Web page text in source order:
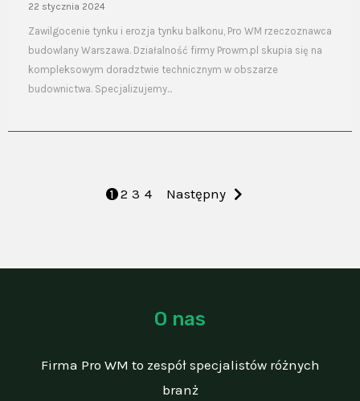
22 stycznia 2024
Zawilgocenie tynku i erozja tynku balkonu, Pro WM rzeczoznawca
budowlany Warszawa. Działalność firmy Prowm.pl skupia się na
kompleksowym doradztwie technicznym w obszarze
budownictwa. Specjalizujemy...
1 2 3 4 Następny
O nas
Firma Pro WM to zespół specjalistów różnych
branż